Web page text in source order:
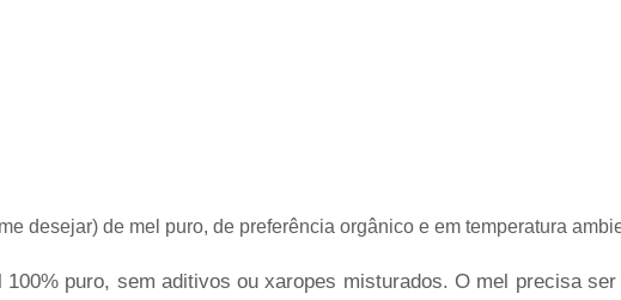
desejar) de mel puro, de preferência orgânico e em temperatura
100% puro, sem aditivos ou xaropes misturados. O mel precisa ser